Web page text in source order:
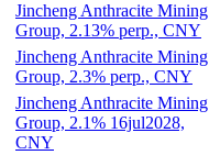
Jincheng Anthracite Mining
Group, 2.13% perp., CNY
Jincheng Anthracite Mining
Group, 2.3% perp., CNY
Jincheng Anthracite Mining
Group, 2.1% 16jul2028,
CNY